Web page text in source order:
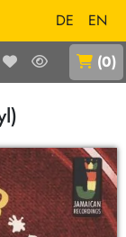
DE
EN
(0)